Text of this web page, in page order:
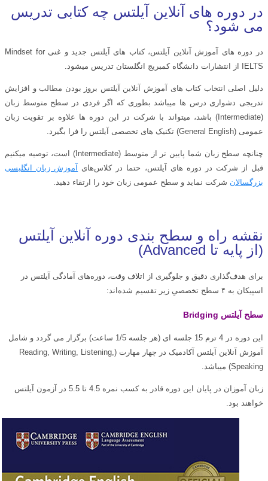
در دوره های آنلاین آیلتس چه کتابی تدریس
می شود؟
در دوره های آموزش آنلاین آیلتس، کتاب های آیلتس جدید و غنی Mindset for
IELTS از انتشارات دانشگاه کمبریج انگلستان تدریس میشود.
دلیل اصلی انتخاب کتاب های آموزش آنلاین آیلتس بروز بودن مطالب و افزایش
تدریجی دشواری درس ها میباشد بطوری که اگر فردی در سطح متوسط زبان
(Intermediate) باشد، میتواند با شرکت در این دوره ها علاوه بر تقویت زبان
عمومی (General English) تکنیک های تخصصی آیلتس را فرا بگیرد.
چنانچه سطح زبان شما پایین تر از متوسط (Intermediate) است، توصیه میکنیم
قبل از شرکت در دوره های آیلتس، حتما در کلاس‌های
آموزش زبان انگلیسی
بزرگسالان شرکت نماید و سطح عمومی زبان خود را ارتقاء دهید.
نقشه راه و سطح‌ بندی دوره‌ آنلاین آیلتس
(از پایه تا Advanced)
برای هدف‌گذاری دقیق و جلوگیری از اتلاف وقت، دوره‌های آمادگی آیلتس در
اسپیکان به ۴ سطح تخصصیِ زیر تقسیم شده‌اند:
سطح آیلتس Bridging
این دوره در 4 ترم 15 جلسه ای (هر جلسه 1/5 ساعت) برگزار می گردد و شامل
آموزش آنلاین آیلتس آکادمیک در چهار مهارت (Reading, Writing, Listening,
Speaking) میباشد.
زبان آموزان در پایان این دوره قادر به کسب نمره 4.5 تا 5.5 در آزمون آیلتس
خواهند بود.